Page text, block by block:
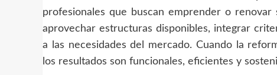
profesionales que buscan emprender o
aprovechar estructuras disponibles, integrar
a las necesidades del mercado. Cuando la
los resultados son funcionales, eficientes y